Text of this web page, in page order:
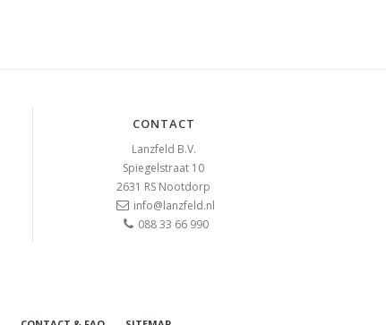
CONTACT
Lanzfeld B.V.
Spiegelstraat 10
2631 RS Nootdorp
info@lanzfeld.nl
088 33 66 990